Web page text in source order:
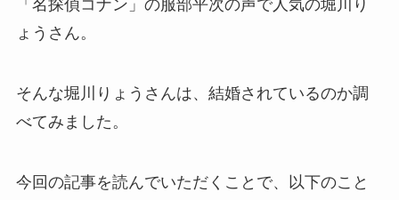
「名探偵コナン」の服部平次の声で人気の堀川り
ょうさん。
そんな堀川りょうさんは、結婚されているのか調
べてみました。
今回の記事を読んでいただくことで、以下のこと